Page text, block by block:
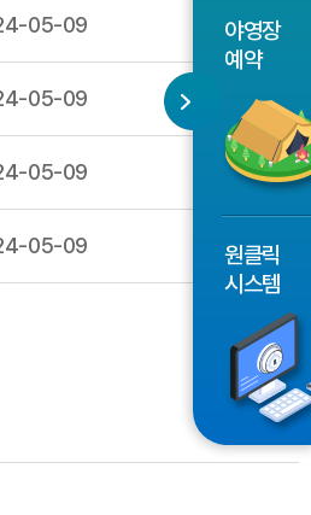
야영장
예약
원클릭
시스템
05-09
05-09
05-09
05-09